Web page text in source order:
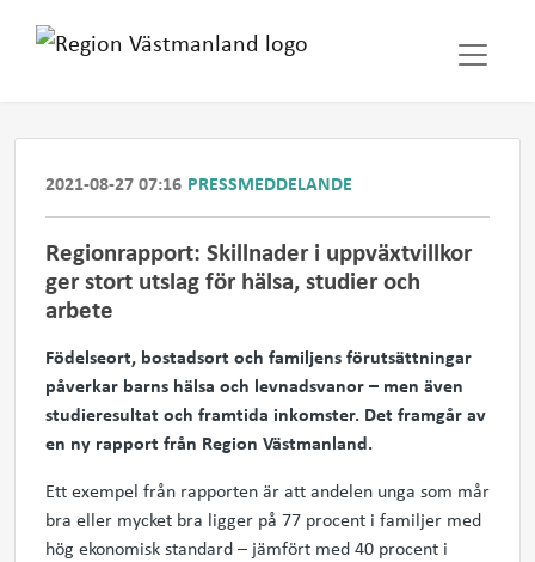
2021-08-27 07:16 PRESSMEDDELANDE
Regionrapport: Skillnader i uppväxtvillkor
ger stort utslag för hälsa, studier och
arbete
Födelseort, bostadsort och familjens förutsättningar
påverkar barns hälsa och levnadsvanor – men även
studieresultat och framtida inkomster. Det framgår av
en ny rapport från Region Västmanland.
Ett exempel från rapporten är att andelen unga som mår
bra eller mycket bra ligger på 77 procent i familjer med
hög ekonomisk standard – jämfört med 40 procent i